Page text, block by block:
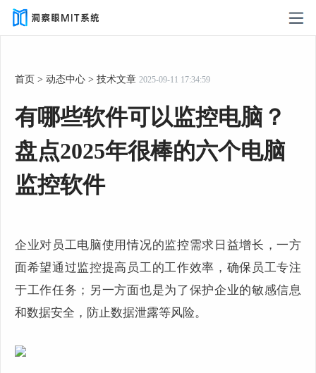
首页 > 动态中心 > 技术文章 2025-09-11 17:34:59
有哪些软件可以监控电脑？
盘点2025年很棒的六个电脑
监控软件
企业对员工电脑使用情况的监控需求日益增长，一方
面希望通过监控提高员工的工作效率，确保员工专注
于工作任务；另一方面也是为了保护企业的敏感信息
和数据安全，防止数据泄露等风险。